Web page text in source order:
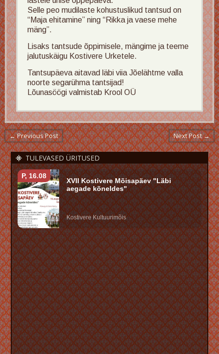
Selle peo mudilaste kohustuslikud tantsud on
“Maja ehitamine” ning “Rikka ja vaese mehe
mäng”.
Lisaks tantsude õppimisele, mängime ja teeme
jalutuskäigu Kostivere Urketele.
Tantsupäeva aitavad läbi viia Jõelähtme valla
noorte segarühma tantsijad!
Lõunasöögi valmistab Krool OÜ
← Previous Post Next Post →
TULEVASED ÜRITUSED